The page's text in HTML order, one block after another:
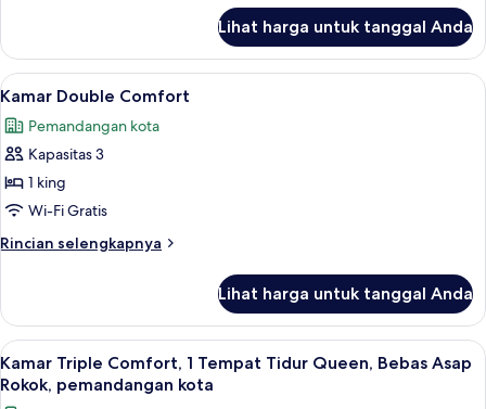
Kamar
Double
Standar
Lihat harga untuk tanggal Anda
Lihat
semua
foto
untuk
Kamar
Double
Comfort
Brankas, meja kerja, kedap suara,
3
Kamar Double Comfort
Pemandangan kota
Kapasitas 3
1 king
Wi-Fi Gratis
Rincian selengkapnya
Rincian
Kamar
Double
Comfort
Lihat harga untuk tanggal Anda
Lihat
semua
foto
Kamar Triple Comfort, 1 Tempat
6
Kamar Triple Comfort, 1 Tempat Tidur Queen, Bebas Asap
Rokok, pemandangan kota